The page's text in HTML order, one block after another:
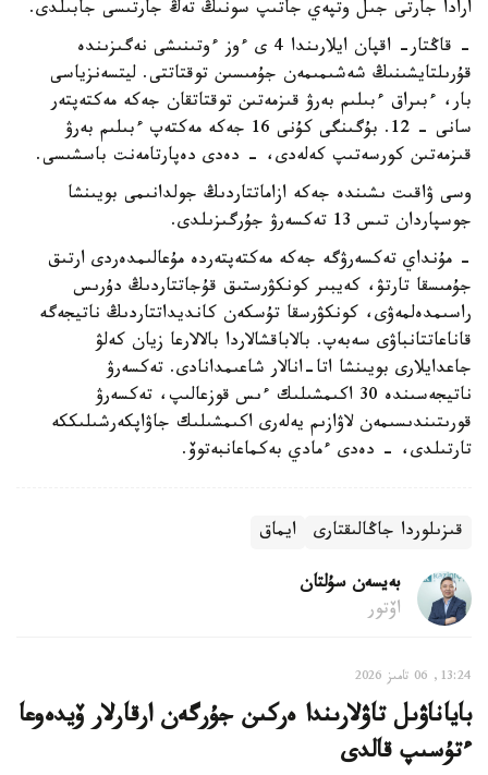
ارادا جارتى جىل وتپەي جاتىپ سونىڭ تەڭ جارتىسى جابىلدى.
- قاڭتار- اقپان ايلارىندا 4 ى ءوز ءوتىنىشى نەگىزىندە
قۇرىلتايشىنىڭ شەشىمىمەن جۇمىسىن توقتاتتى. ليتسەنزياسى
بار، ءبىراق ءبىلىم بەرۋ قىزمەتىن توقتاتقان جەكە مەكتەپتەر
سانى - 12. بۇگىنگى كۇنى 16 جەكە مەكتەپ ءبىلىم بەرۋ
قىزمەتىن كورسەتىپ كەلەدى، - دەدى دەپارتامەنت باسشىسى.
وسى ۋاقىت ىشىندە جەكە ازاماتتاردىڭ جولدانىمى بويىنشا
جوسپاردان تىس 13 تەكسەرۋ جۇرگىزىلدى.
- مۇنداي تەكسەرۋگە جەكە مەكتەپتەردە مۇعالىمدەردى ارتىق
جۇمىسقا تارتۋ، كەيبىر كونكۋرستىق قۇجاتتاردىڭ دۇرىس
راسىمدەلمەۋى، كونكۋرسقا تۇسكەن كانديداتتاردىڭ ناتيجەگە
قاناعاتتانباۋى سەبەپ. بالاباقشالاردا بالالارعا زيان كەلۋ
جاعدايلارى بويىنشا اتا-انالار شاعىمدانادى. تەكسەرۋ
ناتيجەسىندە 30 اكىمشىلىك ءىس قوزعالىپ، تەكسەرۋ
قورىتىندىسىمەن لاۋازىم يەلەرى اكىمشىلىك جاۋاپكەرشىلىككە
تارتىلدى، - دەدى ءمادي بەكماعانبەتوۆ.
قىزىلوردا جاڭالىقتارى ايماق
بەيسەن سۇلتان
اۆتور
13:24, 06 تامىز 2026
باياناۋىل تاۋلارىندا ەركىن جۇرگەن ارقارلار ۆيدەوعا
ءتۇسىپ قالدى